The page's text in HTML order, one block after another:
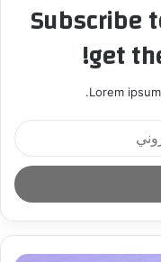
Subscribe
get
Lorem